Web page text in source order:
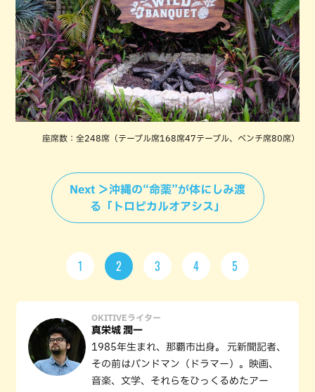
座席数：全248席（テーブル席168席47テーブル、ベンチ席80席）
Next ＞沖縄の“命薬”が体にしみ渡
る「トロピカルオアシス」
1 2 3 4 5
OKITIVEライター
真栄城 潤一
1985年生まれ、那覇市出身。 元新聞記者、
その前はバンドマン（ドラマー）。映画、
音楽、文学、それらをひっくるめたアー